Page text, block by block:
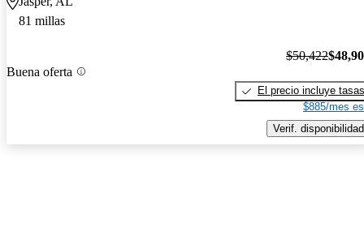
81 millas
Buena oferta
$50,422
El precio incluye tasas
$885/mes
Verif. disponibilidad